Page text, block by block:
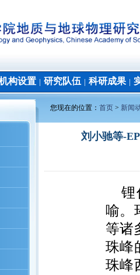
构设置 研究队伍 科研成果│
您现在的位置： 首页 > 新闻
刘小驰等-
锂
喻。
等诸
珠峰
珠峰